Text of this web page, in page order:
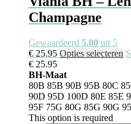
Champagne
Gewaardeerd 5.00 uit 5
€ 25.95 Opties selecteren
€ 25.95
BH-Maat
80B 85B 90B 95B 80C
90D 95D 100D 80E 85E
95F 75G 80G 85G 90G
This option is required